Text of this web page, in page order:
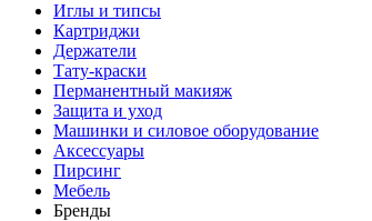
Иглы и типсы
Картриджи
Держатели
Тату-краски
Перманентный макияж
Защита и уход
Машинки и силовое оборудование
Аксессуары
Пирсинг
Мебель
Бренды